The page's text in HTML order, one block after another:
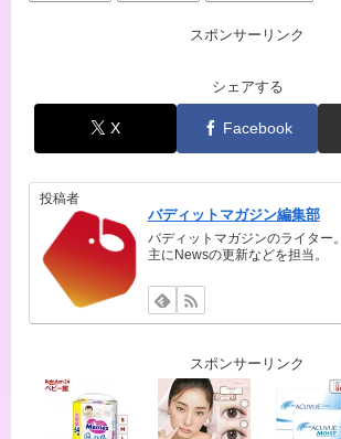
スポンサーリンク
シェアする
X Facebook
投稿者
バディットマガジン編集部
バディットマガジンのライター。
主にNewsの更新などを担当。
スポンサーリンク